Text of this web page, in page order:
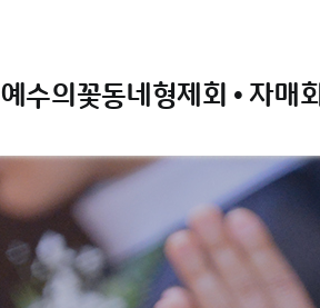
예수의꽃동네형제회 • 자매회